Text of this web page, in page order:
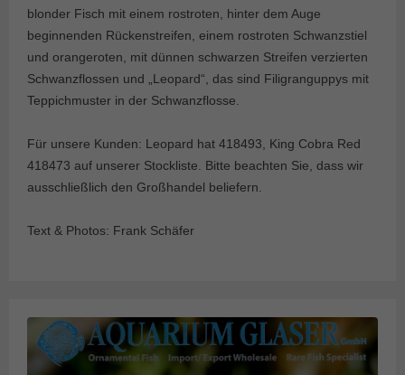
blonder Fisch mit einem rostroten, hinter dem Auge
beginnenden Rückenstreifen, einem rostroten Schwanzstiel
und orangeroten, mit dünnen schwarzen Streifen verzierten
Schwanzflossen und „Leopard“, das sind Filigranguppys mit
Teppichmuster in der Schwanzflosse.
Für unsere Kunden: Leopard hat 418493, King Cobra Red
418473 auf unserer Stockliste. Bitte beachten Sie, dass wir
ausschließlich den Großhandel beliefern.
Text & Photos: Frank Schäfer